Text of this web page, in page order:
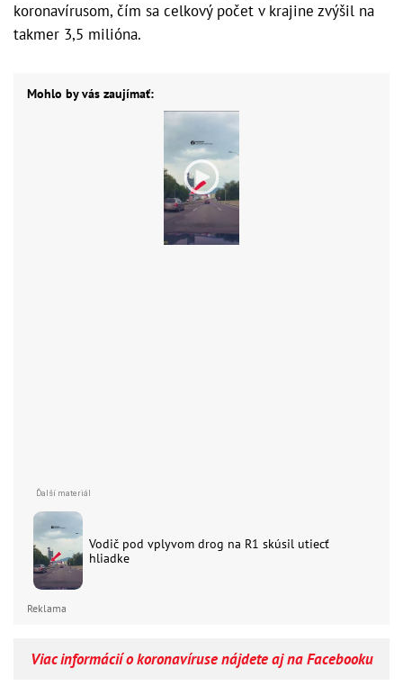
koronavírusom, čím sa celkový počet v krajine zvýšil na
takmer 3,5 milióna.
Mohlo by vás zaujímať:
Vodič pod vplyvom drog na R1 skúsil utiecť
hliadke
Reklama
Viac informácií o koronavíruse nájdete aj na Facebooku